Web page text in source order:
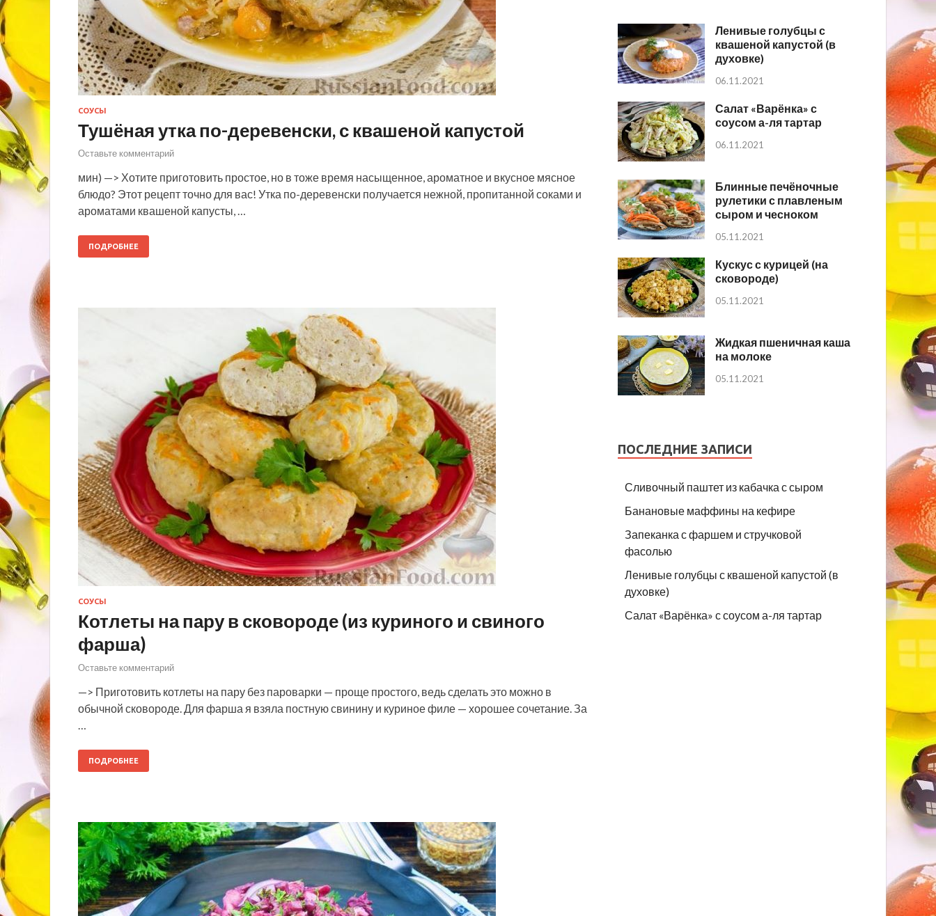
СОУСЫ
Тушёная утка по-деревенски, с квашеной капустой
Оставьте комментарий
мин) —> Хотите приготовить простое, но в тоже время насыщенное, ароматное и вкусное мясное
блюдо? Этот рецепт точно для вас! Утка по-деревенски получается нежной, пропитанной соками и
ароматами квашеной капусты, …
ПОДРОБНЕЕ
СОУСЫ
Котлеты на пару в сковороде (из куриного и свиного
фарша)
Оставьте комментарий
—> Приготовить котлеты на пару без пароварки — проще простого, ведь сделать это можно в
обычной сковороде. Для фарша я взяла постную свинину и куриное филе — хорошее сочетание. За
ПОДРОБНЕЕ
Ленивые голубцы с
квашеной капустой (в
духовке)
06.11.2021
Салат «Варёнка» с
соусом а-ля тартар
06.11.2021
Блинные печёночные
рулетики с плавленым
сыром и чесноком
05.11.2021
Кускус с курицей (на
сковороде)
05.11.2021
Жидкая пшеничная каша
на молоке
05.11.2021
ПОСЛЕДНИЕ ЗАПИСИ
Сливочный паштет из кабачка с сыром
Банановые маффины на кефире
Запеканка с фаршем и стручковой
фасолью
Ленивые голубцы с квашеной капустой (в
духовке)
Салат «Варёнка» с соусом а-ля тартар